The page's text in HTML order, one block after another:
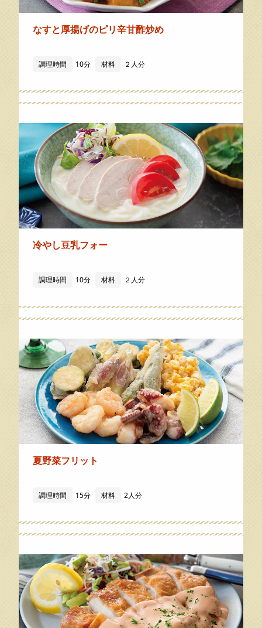
なすと厚揚げのピリ辛甘酢炒め
調理時間 10分 材料 ２人分
冷やし豆乳フォー
調理時間 10分 材料 ２人分
夏野菜フリット
調理時間 15分 材料 2人分